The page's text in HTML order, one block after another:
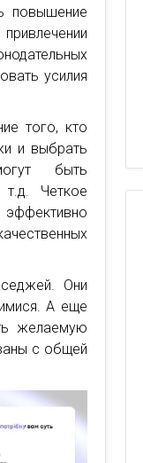
повышение
усилия
того, кто
и выбрать
быть
т.д. Четкое
эффективно
Они
А еще
желаемую
с общей